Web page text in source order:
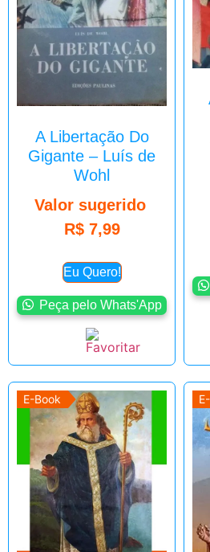
A Libertação Do
Gigante – Luís de
Wohl
Valor sugerido
R$7,99
Eu Quero!
Peça pelo Whats'App
E-Book